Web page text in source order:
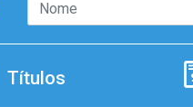
Títulos